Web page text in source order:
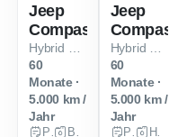
Jeep
Compass
60
Monate ·
5.000 km /
Jahr
Privat
Jeep
Compass
60
Monate ·
5.000 km /
Jahr
Privat